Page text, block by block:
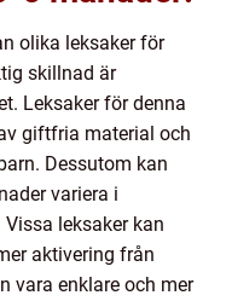
olika leksaker för
skillnad är
Leksaker för denna
giftfria material och
Dessutom kan
variera i
leksaker kan
aktivering från
vara enklare och mer